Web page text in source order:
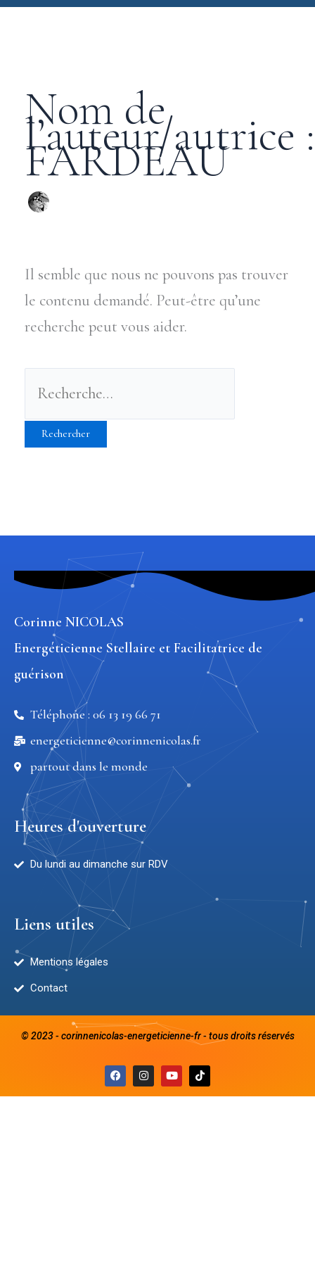
Nom de
l’auteur/autrice
FARDEAU
Il semble que nous ne pouvons pas trouver
le contenu demandé. Peut-être qu’une
recherche peut vous aider.
Corinne NICOLAS
Energéticienne Stellaire et Facilitatrice de
guérison
Téléphone : 06 13 19 66 71
energeticienne@corinnenicolas.fr
partout dans le monde
Heures d'ouverture
Du lundi au dimanche sur RDV
Liens utiles
Mentions légales
Contact
© 2023 - corinnenicolas-energeticienne-fr - tous droits réservés
F
a
c
e
I
n
s
t
Y
o
u
t